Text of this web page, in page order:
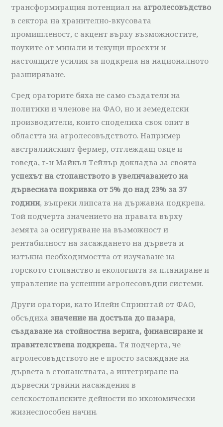
трансформиращия потенциал на агролесовъдство
в сектора на хранително-вкусовата
промишленост, с акцент върху възможностите,
поуките от минали и текущи проекти и
настоящите усилия за подкрепа на националното
разширяване.
Сред ораторите бяха не само създатели на
политики и членове на ФАО, но и земеделски
производители, които споделиха своя опит в
областта на агролесовъдството. Например
австралийският фермер, отглеждащ овце и
говеда, г-н Майкъл Тейлър докладва за своята
успехът на стопанството в увеличаването на
дървесната покривка от 5% до над 23% за 37
години, въпреки липсата на държавна подкрепа.
Той подчерта значението на правата върху
земята за осигуряване на възможност и
рентабилност на засаждането на дървета и
изтъкна необходимостта от изучаване на
горското стопанство и екологията за планиране и
управление на успешни агролесовъдни системи.
Други оратори, като Илейн Спринггай от ФАО,
обсъдиха значение на достъпа до пазара,
създаване на стойностна верига, финансиране и
правителствена подкрепа.. Тя подчерта, че
агролесовъдството не е просто засаждане на
дървета в стопанствата, а интегриране на
дървесни трайни насаждения в
селскостопанските дейности по икономически
жизнеспособен начин.